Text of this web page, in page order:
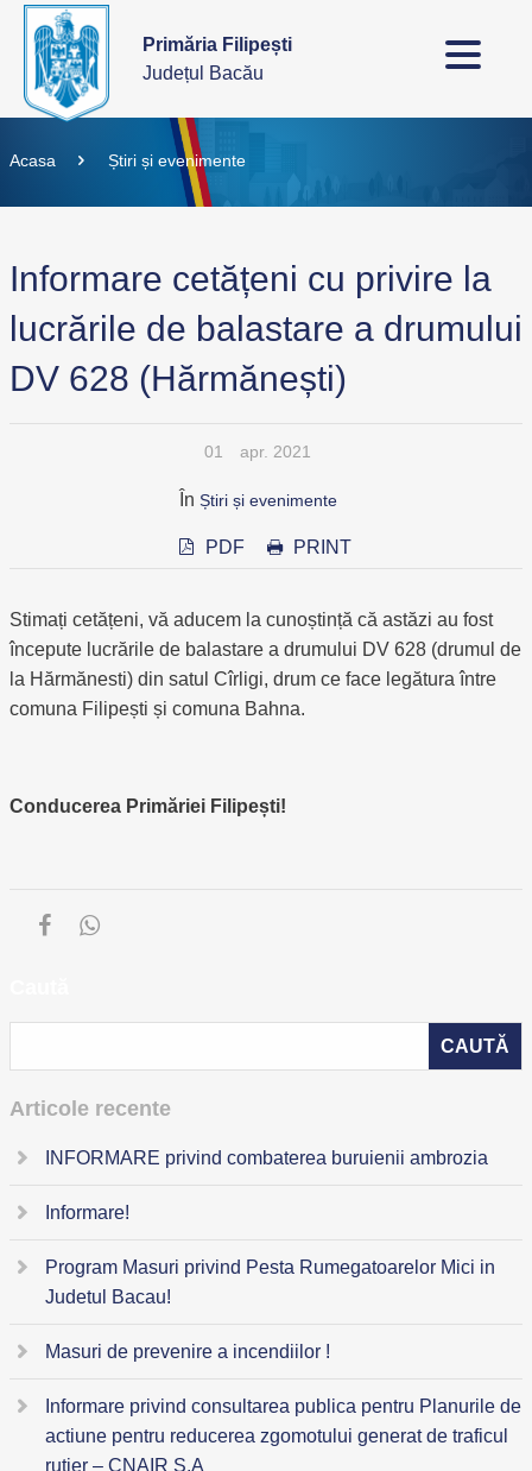
Primăria Filipești
Județul Bacău
Acasa Știri și evenimente
Informare cetățeni cu privire la
lucrările de balastare a drumului
DV 628 (Hărmănești)
01 apr. 2021
În Știri și evenimente
PDF PRINT
Stimați cetățeni, vă aducem la cunoștință că astăzi au fost
începute lucrările de balastare a drumului DV 628 (drumul de
la Hărmănesti) din satul Cîrligi, drum ce face legătura între
comuna Filipești și comuna Bahna.
Conducerea Primăriei Filipești!
Articole recente
INFORMARE privind combaterea buruienii ambrozia
Informare!
Program Masuri privind Pesta Rumegatoarelor Mici in
Judetul Bacau!
Masuri de prevenire a incendiilor !
Informare privind consultarea publica pentru Planurile de
actiune pentru reducerea zgomotului generat de traficul
rutier – CNAIR S.A